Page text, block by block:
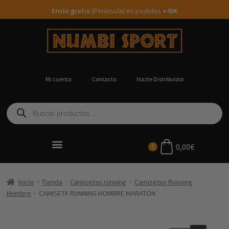
Envío gratis (Península) en pedidos +40€
Mi cuenta Contacto Hazte Distribuidor
0 0,00€
Inicio Tienda Camisetas running
Camisetas Running
Hombre
CAMISETA RUNNING HOMBRE MARATÓN